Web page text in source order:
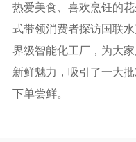
热爱美食、喜欢烹饪的
式带领消费者探访国联
界级智能化工厂，为大
新鲜魅力，吸引了一大
下单尝鲜。